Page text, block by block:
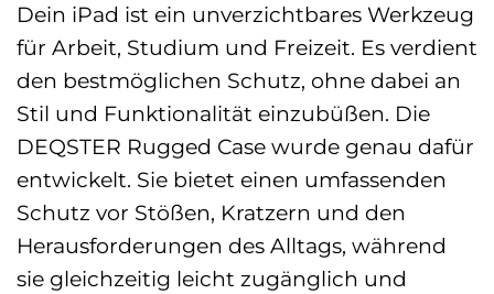
Dein iPad ist ein unverzichtbares Werkzeug
für Arbeit, Studium und Freizeit. Es verdient
den bestmöglichen Schutz, ohne dabei an
Stil und Funktionalität einzubüßen. Die
DEQSTER Rugged Case wurde genau dafür
entwickelt. Sie bietet einen umfassenden
Schutz vor Stößen, Kratzern und den
Herausforderungen des Alltags, während
sie gleichzeitig leicht zugänglich und